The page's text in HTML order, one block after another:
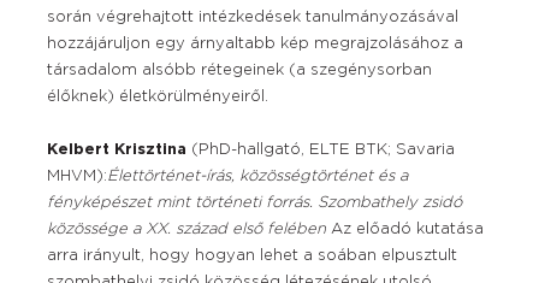
során végrehajtott intézkedések tanulmányozásával
hozzájáruljon egy árnyaltabb kép megrajzolásához a
társadalom alsóbb rétegeinek (a szegénysorban
élőknek) életkörülményeiről.
Kelbert Krisztina (PhD-hallgató, ELTE BTK; Savaria
MHVM):Élettörténet-írás, közösségtörténet és a
fényképészet mint történeti forrás. Szombathely zsidó
közössége a XX. század első felében Az előadó kutatása
arra irányult, hogy hogyan lehet a soában elpusztult